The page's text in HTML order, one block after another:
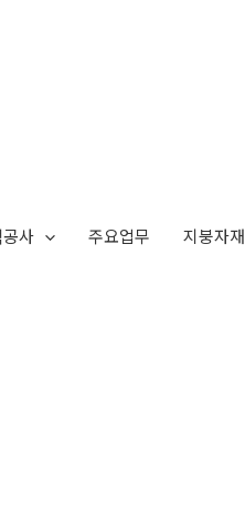
사 주요업무 지붕자재